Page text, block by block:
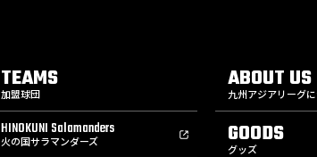
TEAMS
加盟球団
HINOKUNI Salamanders
火の国サラマンダーズ
ABOUT US
九州アジアリーグ
GOODS
グッズ